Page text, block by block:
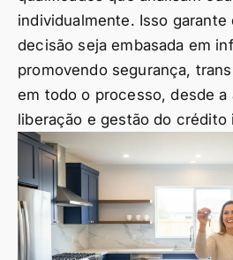
individualmente. Isso garante
decisão seja embasada em
promovendo segurança,
em todo o processo, desde a
liberação e gestão do crédito